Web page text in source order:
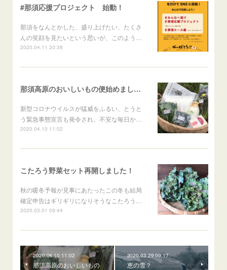
#那須応援プロジェクト 始動！
那須をなんとかした、盛り上げたい、たくさ
んの笑顔を見たいという思いが、このよう…
2020.04.11 20:38
那須高原のおいしいもの便始めました！
新型コロナウイルスが猛威をふるい、とうと
う緊急事態宣言も発令され、不安な毎日か…
2020.04.10 11:02
こたろう野菜セット再開しました！
秋の暖冬予報が見事にあたったこの冬も結局
確定申告はギリギリになりそうなこたろう…
2020.03.01 09:44
2020.04.10 11:02
那須高原のおいしいもの
2020.03.29 09:17
恵の雪？